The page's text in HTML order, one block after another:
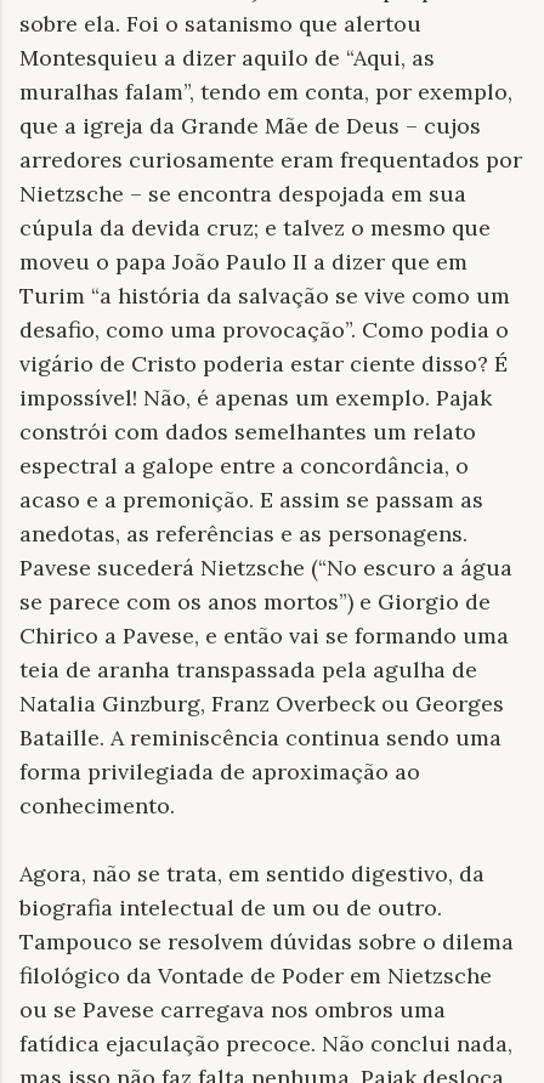
sobre ela. Foi o satanismo que alertou
Montesquieu a dizer aquilo de “Aqui, as
muralhas falam”, tendo em conta, por exemplo,
que a igreja da Grande Mãe de Deus – cujos
arredores curiosamente eram frequentados por
Nietzsche – se encontra despojada em sua
cúpula da devida cruz; e talvez o mesmo que
moveu o papa João Paulo II a dizer que em
Turim “a história da salvação se vive como um
desafio, como uma provocação”. Como podia o
vigário de Cristo poderia estar ciente disso? É
impossível! Não, é apenas um exemplo. Pajak
constrói com dados semelhantes um relato
espectral a galope entre a concordância, o
acaso e a premonição. E assim se passam as
anedotas, as referências e as personagens.
Pavese sucederá Nietzsche (“No escuro a água
se parece com os anos mortos”) e Giorgio de
Chirico a Pavese, e então vai se formando uma
teia de aranha transpassada pela agulha de
Natalia Ginzburg, Franz Overbeck ou Georges
Bataille. A reminiscência continua sendo uma
forma privilegiada de aproximação ao
conhecimento.
Agora, não se trata, em sentido digestivo, da
biografia intelectual de um ou de outro.
Tampouco se resolvem dúvidas sobre o dilema
filológico da Vontade de Poder em Nietzsche
ou se Pavese carregava nos ombros uma
fatídica ejaculação precoce. Não conclui nada,
mas isso não faz falta nenhuma. Pajak desloca